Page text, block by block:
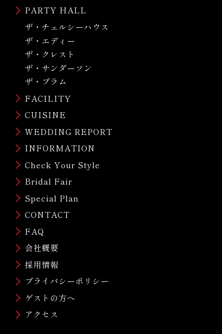
PARTY HALL
ザ・チェルシーハウス
ザ・エディー
ザ・クレスト
ザ・サンダーソン
ザ・プラム
FACILITY
CUISINE
WEDDING REPORT
INFORMATION
Check Your Style
Bridal Fair
Special Plan
CONTACT
FAQ
会社概要
採用情報
プライバシーポリシー
ゲストの方へ
アクセス